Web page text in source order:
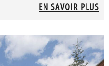
EN SAVOIR PLUS